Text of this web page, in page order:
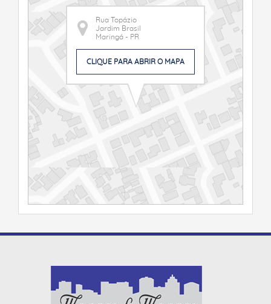
Rua Topázio
Jardim Brasil
Maringá - PR
CLIQUE PARA ABRIR O MAPA